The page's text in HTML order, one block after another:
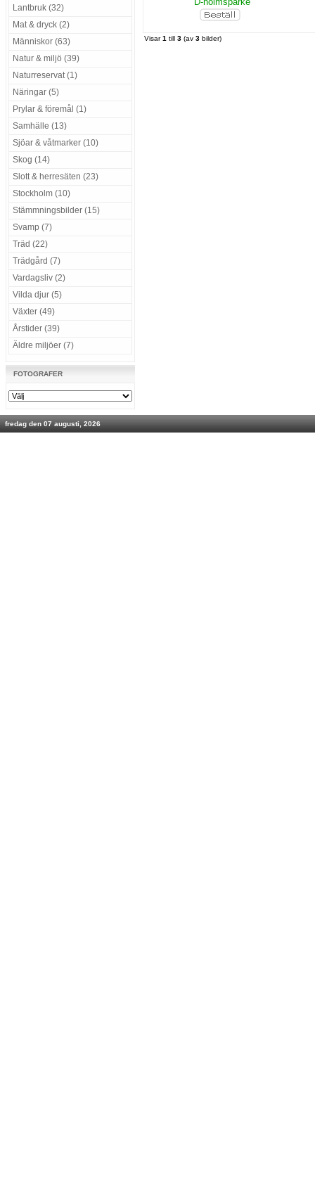
Lantbruk (32)
Mat & dryck (2)
Människor (63)
Natur & miljö (39)
Naturreservat (1)
Näringar (5)
Prylar & föremål (1)
Samhälle (13)
Sjöar & våtmarker (10)
Skog (14)
Slott & herresäten (23)
Stockholm (10)
Stämmningsbilder (15)
Svamp (7)
Träd (22)
Trädgård (7)
Vardagsliv (2)
Vilda djur (5)
Växter (49)
Årstider (39)
Äldre miljöer (7)
FOTOGRAFER
Visar1 till 3 (av 3 bilder)
fredag den 07 augusti, 2026